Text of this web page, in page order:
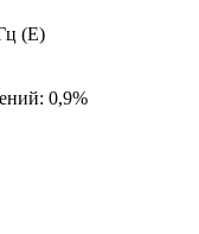
(E)
0,9%